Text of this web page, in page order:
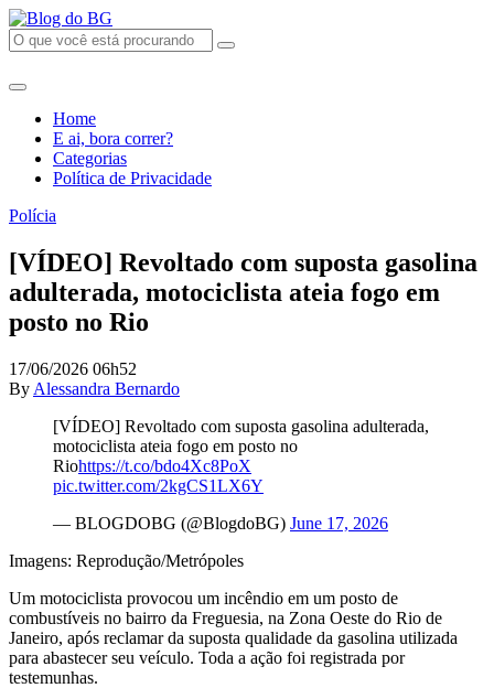
Home
E ai, bora correr?
Categorias
Política de Privacidade
Polícia
[VÍDEO] Revoltado com suposta gasolina
adulterada, motociclista ateia fogo em
posto no Rio
17/06/2026 06h52
By Alessandra Bernardo
[VÍDEO] Revoltado com suposta gasolina adulterada,
motociclista ateia fogo em posto no
Riohttps://t.co/bdo4Xc8PoX
pic.twitter.com/2kgCS1LX6Y
— BLOGDOBG (@BlogdoBG) June 17, 2026
Imagens: Reprodução/Metrópoles
Um motociclista provocou um incêndio em um posto de
combustíveis no bairro da Freguesia, na Zona Oeste do Rio de
Janeiro, após reclamar da suposta qualidade da gasolina utilizada
para abastecer seu veículo. Toda a ação foi registrada por
testemunhas.